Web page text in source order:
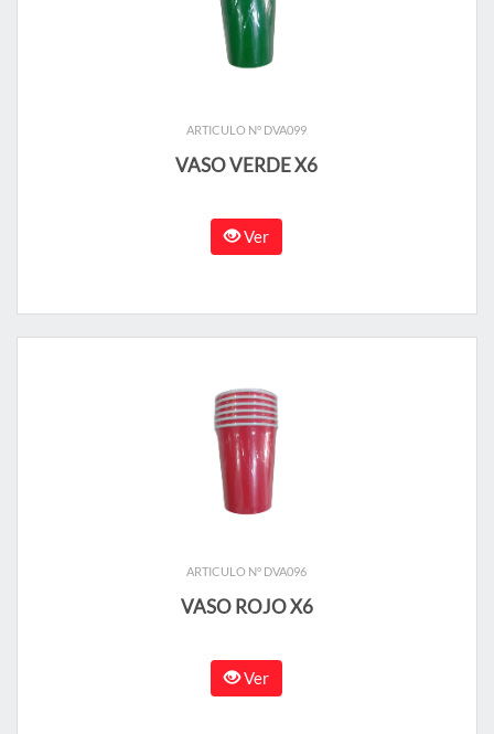
ARTICULO N° DVA099
VASO VERDE X6
Ver
ARTICULO N° DVA096
VASO ROJO X6
Ver